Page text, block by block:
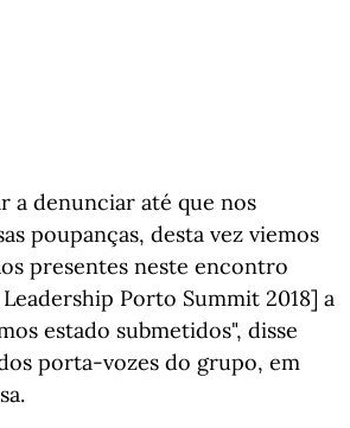
a denunciar até que nos
poupanças, desta vez viemos
presentes neste encontro
Porto Summit 2018] a
estado submetidos", disse
porta-vozes do grupo, em